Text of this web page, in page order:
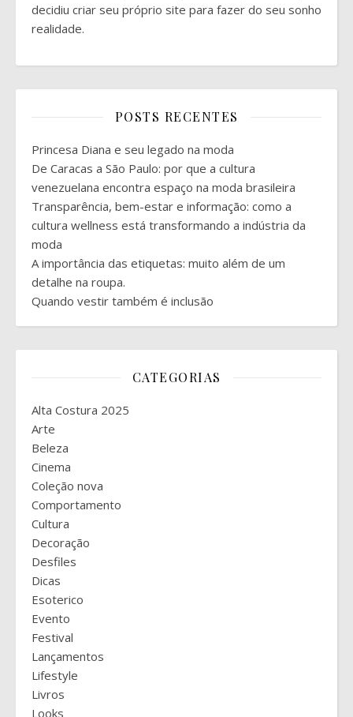
decidiu criar seu próprio site para fazer do seu sonho
realidade.
POSTS RECENTES
Princesa Diana e seu legado na moda
De Caracas a São Paulo: por que a cultura
venezuelana encontra espaço na moda brasileira
Transparência, bem-estar e informação: como a
cultura wellness está transformando a indústria da
moda
A importância das etiquetas: muito além de um
detalhe na roupa.
Quando vestir também é inclusão
CATEGORIAS
Alta Costura 2025
Arte
Beleza
Cinema
Coleção nova
Comportamento
Cultura
Decoração
Desfiles
Dicas
Esoterico
Evento
Festival
Lançamentos
Lifestyle
Livros
Looks